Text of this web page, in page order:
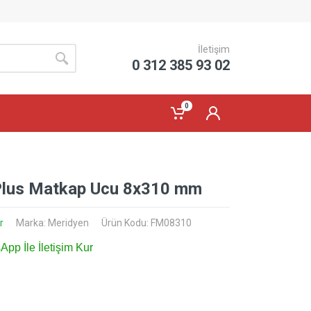
İletişim
0 312 385 93 02
0
Matkap Ucu 8x310 mm
Marka: Meridyen Ürün Kodu: FM08310
İle İletişim Kur